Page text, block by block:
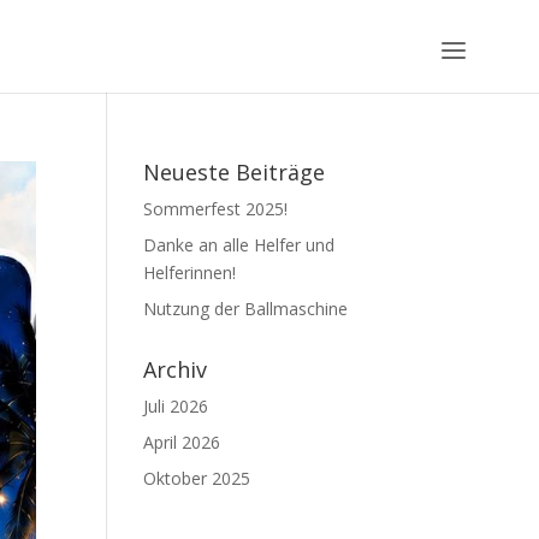
Neueste Beiträge
Sommerfest 2025!
Danke an alle Helfer und
Helferinnen!
Nutzung der Ballmaschine
Archiv
Juli 2026
April 2026
Oktober 2025